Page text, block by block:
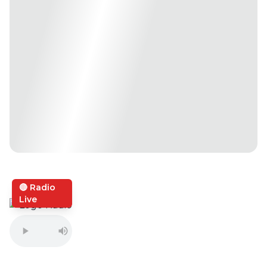
🔴 Radio
Live